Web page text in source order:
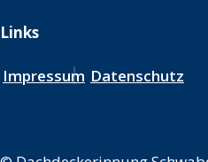
Links
Impressum Datenschutz